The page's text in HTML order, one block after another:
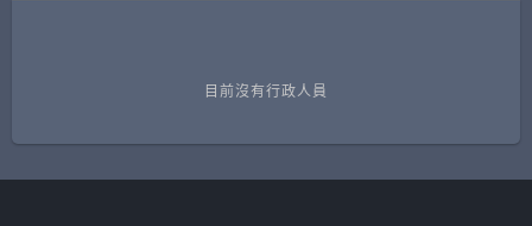
目前沒有行政人員